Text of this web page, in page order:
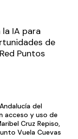
IA para
de
Puntos
del
acceso y uso de
Cruz Repiso,
Vuela Cuevas